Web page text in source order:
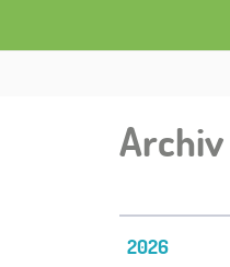
Archiv
2026